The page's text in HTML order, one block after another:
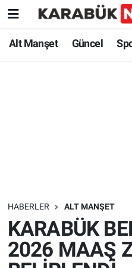
Alt Manşet Güncel
HABERLER ALT MANŞET
KARABÜK
2026 MAAŞ